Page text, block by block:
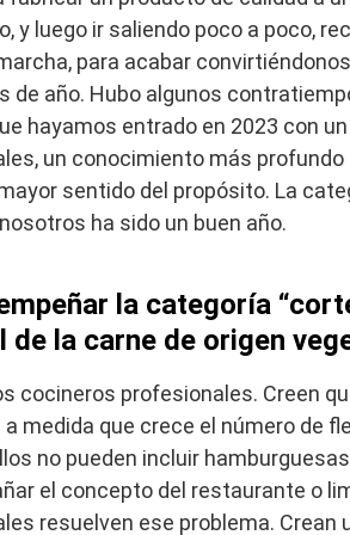
y luego ir saliendo poco a poco,
para acabar
de año. Hubo algunos
hayamos entrado en 2023 con
un conocimiento más profundo
sentido del propósito. La
ha sido un buen año.
la categoría
de la carne de origen
cocineros profesionales. Creen
medida que crece el número de
no pueden incluir
el concepto del restaurante o
resuelven ese problema. Crean